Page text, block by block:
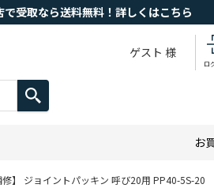
受取なら送料無料！詳しくはこちら
ゲスト 様
ロ
お
】 ジョイントパッキン 呼び20用 PP40-5S-20